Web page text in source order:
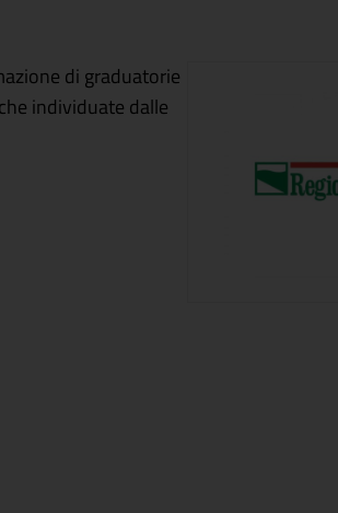
di graduatorie
individuate dalle